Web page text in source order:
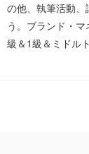
の他、執筆活動
う。ブランド・
級＆1級＆ミドル